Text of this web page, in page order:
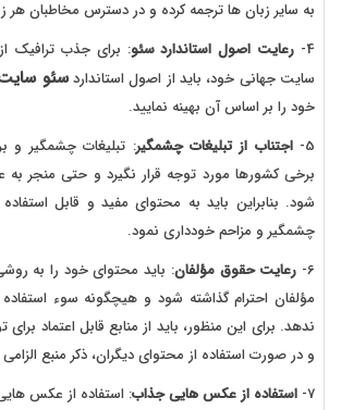
به سایر زبان ها ترجمه کرده و در دسترس مخاطبان هر
4- رعایت اصول استاندارد سئو: برای جذب ترافیک
سایت جهانی خود، باید از اصول استانداردسئو
خود را بر اساس آن بهینه نمایید.
5- اجتناب از تبلیغات چشمگیر: تبلیغات چشمگیر
برخی کشورها مورد توجه قرار نگیرد و حتی منجر
شود. بنابراین باید به محتوای مفید و قابل استفاده
چشمگیر و مزاحم خودداری نمود.
6- رعایت حقوق مؤلفان: باید محتوای خود را به
مؤلفان احترام گذاشته شود و هیچگونه سوء
ندهد. برای این منظور، باید از منابع قابل اعتماد برای
و در صورت استفاده از محتوای دیگران، ذکر منبع
7- استفاده از عکس هایی جذاب: استفاده از عکس